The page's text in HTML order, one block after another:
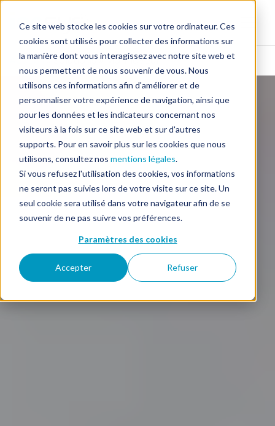
Ce site web stocke les cookies sur votre ordinateur. Ces
cookies sont utilisés pour collecter des informations sur
la manière dont vous interagissez avec notre site web et
nous permettent de nous souvenir de vous. Nous
utilisons ces informations afin d'améliorer et de
personnaliser votre expérience de navigation, ainsi que
pour les données et les indicateurs concernant nos
visiteurs à la fois sur ce site web et sur d'autres
supports. Pour en savoir plus sur les cookies que nous
utilisons, consultez nos mentions légales.
Si vous refusez l'utilisation des cookies, vos informations
ne seront pas suivies lors de votre visite sur ce site. Un
seul cookie sera utilisé dans votre navigateur afin de se
souvenir de ne pas suivre vos préférences.
Paramètres des cookies
Accepter Refuser
Accueil» Solutions » Monnayeur